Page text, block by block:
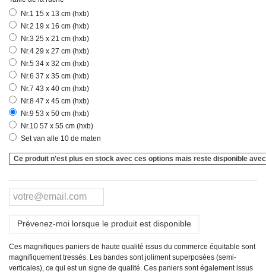
Nr.1 15 x 13 cm (hxb)
Nr.2 19 x 16 cm (hxb)
Nr.3 25 x 21 cm (hxb)
Nr.4 29 x 27 cm (hxb)
Nr.5 34 x 32 cm (hxb)
Nr.6 37 x 35 cm (hxb)
Nr.7 43 x 40 cm (hxb)
Nr.8 47 x 45 cm (hxb)
Nr.9 53 x 50 cm (hxb)
Nr.10 57 x 55 cm (hxb)
Set van alle 10 de maten
Ce produit n'est plus en stock avec ces options mais reste disponible
Prévenez-moi lorsque le produit est disponible
Ces magnifiques paniers de haute qualité issus du commerce équitable sont
magnifiquement tressés. Les bandes sont joliment superposées (semi-
verticales), ce qui est un signe de qualité. Ces paniers sont également issus